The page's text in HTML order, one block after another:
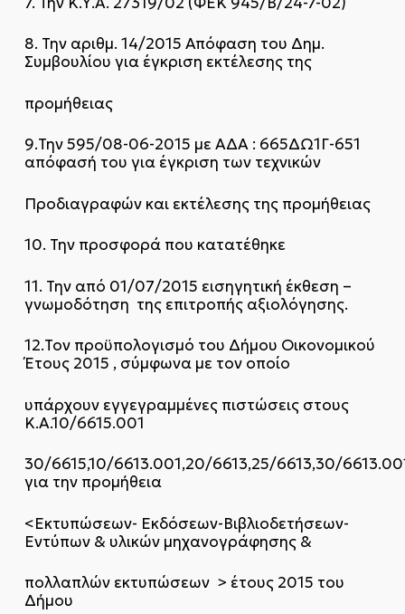
8. Την αριθμ. 14/2015 Απόφαση του Δημ.
Συμβουλίου για έγκριση εκτέλεσης της
προμήθειας
9.Την 595/08-06-2015 με ΑΔΑ : 665ΔΩ1Γ-651
απόφασή του για έγκριση των τεχνικών
Προδιαγραφών και εκτέλεσης της προμήθειας
10. Την προσφορά που κατατέθηκε
11. Την από 01/07/2015 εισηγητική έκθεση –
γνωμοδότηση της επιτροπής αξιολόγησης.
12.Τον προϋπολογισμό του Δήμου Οικονομικού
Έτους 2015 , σύμφωνα με τον οποίο
υπάρχουν εγγεγραμμένες πιστώσεις στους
Κ.Α.10/6615.001
30/6615,10/6613.001,20/6613,25/6613,30/
για την προμήθεια
<Εκτυπώσεων- Εκδόσεων-Βιβλιοδετήσεων-
Εντύπων & υλικών μηχανογράφησης &
πολλαπλών εκτυπώσεων > έτους 2015 του
Δήμου